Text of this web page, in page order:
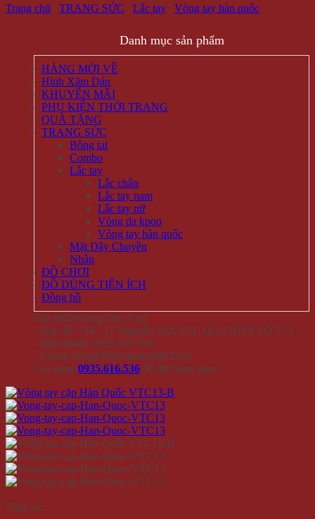
Trang chủ / TRANG SỨC / Lắc tay / Vòng tay hàn quốc
Danh mục sản phẩm
HÀNG MỚI VỀ
Hình Xăm Dán
KHUYẾN MÃI
PHỤ KIỆN THỜI TRANG
QUÀ TẶNG
TRANG SỨC
Bông tai
Combo
Lắc tay
Lắc chân
Lắc tay nam
Lắc tay nữ
Vòng da kpop
Vòng tay hàn quốc
Mặt Dây Chuyền
Nhẫn
ĐỒ CHƠI
ĐỒ DÙNG TIỆN ÍCH
Đồng hồ
Sản phẩm đang sẵn có tại
- Địa chỉ: 714 / 17 Nguyễn Trãi, P.11, Q.5 ( NHÀ SỐ 17 )
- Điện thoại: 0935 616 536
- Email: Info@Winwinshop88.Com
Gọi ngay 0935.616.536 để đặt hàng ngay.
Chia Sẻ: